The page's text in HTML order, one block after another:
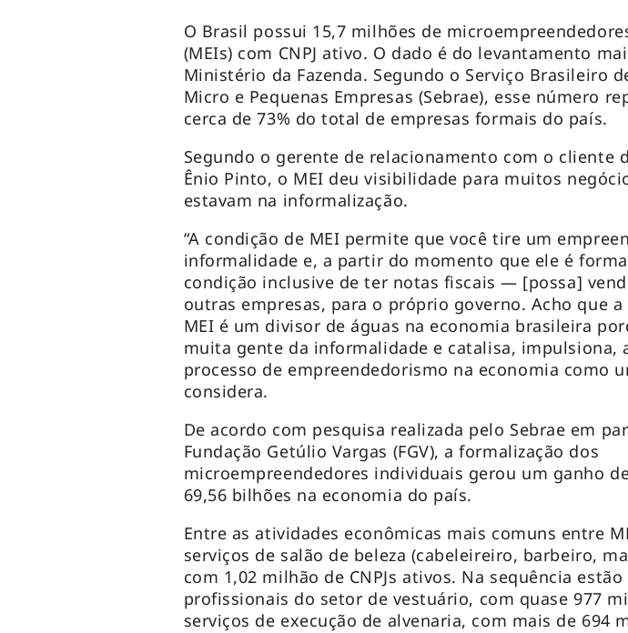
O Brasil possui 15,7 milhões de
(MEIs) com CNPJ ativo. O dado é do levantamento
Ministério da Fazenda. Segundo o Serviço Brasileiro
Micro e Pequenas Empresas (Sebrae), esse número
cerca de 73% do total de empresas formais do país.
Segundo o gerente de relacionamento com o cliente
Ênio Pinto, o MEI deu visibilidade para muitos
estavam na informalização.
“A condição de MEI permite que você tire um
informalidade e, a partir do momento que ele é
condição inclusive de ter notas fiscais — [possa]
outras empresas, para o próprio governo. Acho que
MEI é um divisor de águas na economia brasileira
muita gente da informalidade e catalisa, impulsiona,
processo de empreendedorismo na economia como
considera.
De acordo com pesquisa realizada pelo Sebrae em
Fundação Getúlio Vargas (FGV), a formalização dos
microempreendedores individuais gerou um ganho
69,56 bilhões na economia do país.
Entre as atividades econômicas mais comuns entre
serviços de salão de beleza (cabeleireiro, barbeiro,
com 1,02 milhão de CNPJs ativos. Na sequência estão
profissionais do setor de vestuário, com quase 977
serviços de execução de alvenaria, com mais de 694